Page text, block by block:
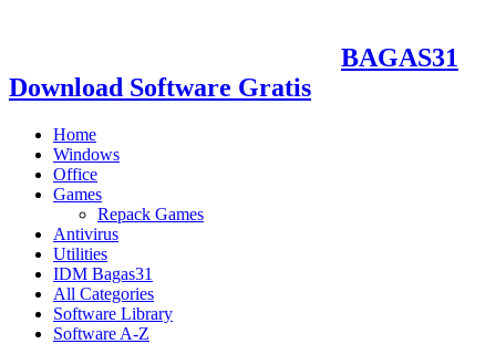
BAGAS31
Download Software Gratis
Home
Windows
Office
Games
Repack Games
Antivirus
Utilities
IDM Bagas31
All Categories
Software Library
Software A-Z